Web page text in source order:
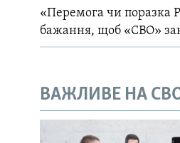
«Перемога чи поразка
бажання, щоб «СВО»
ВАЖЛИВЕ НА